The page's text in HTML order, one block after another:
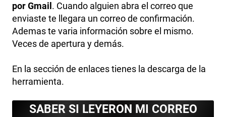
por Gmail . Cuando alguien abra el correo que
enviaste te llegara un correo de confirmación.
Ademas te varia información sobre el mismo.
Veces de apertura y demás.
En la sección de enlaces tienes la descarga de la
herramienta.
SABER SI LEYERON MI CORREO